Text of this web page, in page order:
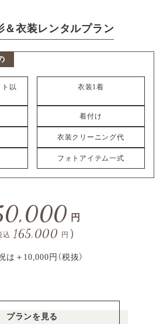
＆衣装レンタルプラン
ト以
衣装1着
着付け
衣装クリーニング代
フォトアイテム一式
円
込 165,000 円 ）
は＋10,000円（税抜）
プランを見る